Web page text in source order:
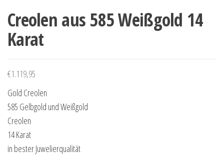
Creolen aus 585 Weißgold 14
Karat
€1.119,95
Gold Creolen
585 Gelbgold und Weißgold
Creolen
14 Karat
in bester Juwelierqualität